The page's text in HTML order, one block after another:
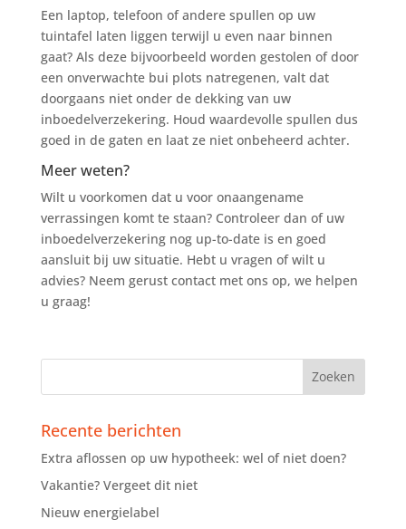
Een laptop, telefoon of andere spullen op uw
tuintafel laten liggen terwijl u even naar binnen
gaat? Als deze bijvoorbeeld worden gestolen of door
een onverwachte bui plots natregenen, valt dat
doorgaans niet onder de dekking van uw
inboedelverzekering. Houd waardevolle spullen dus
goed in de gaten en laat ze niet onbeheerd achter.
Meer weten?
Wilt u voorkomen dat u voor onaangename
verrassingen komt te staan? Controleer dan of uw
inboedelverzekering nog up-to-date is en goed
aansluit bij uw situatie. Hebt u vragen of wilt u
advies? Neem gerust contact met ons op, we helpen
u graag!
Recente berichten
Extra aflossen op uw hypotheek: wel of niet doen?
Vakantie? Vergeet dit niet
Nieuw energielabel